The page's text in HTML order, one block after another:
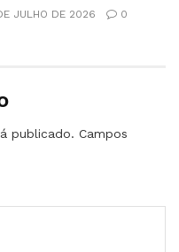
JULHO DE 2026 0
publicado. Campos